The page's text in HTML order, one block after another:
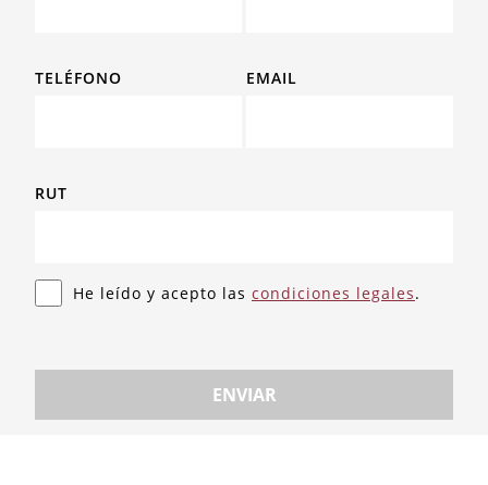
TELÉFONO EMAIL
RUT
He leído y acepto las condiciones legales.
ENVIAR